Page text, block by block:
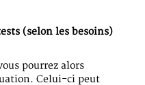
(selon les besoins)
pourrez alors
Celui-ci peut